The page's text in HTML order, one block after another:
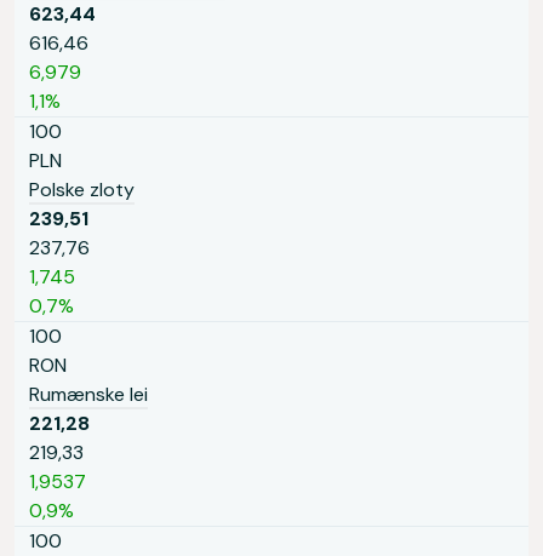
623,44
616,46
6,979
1,1%
100
PLN
Polske zloty
239,51
237,76
1,745
0,7%
100
RON
Rumænske lei
221,28
219,33
1,9537
0,9%
100